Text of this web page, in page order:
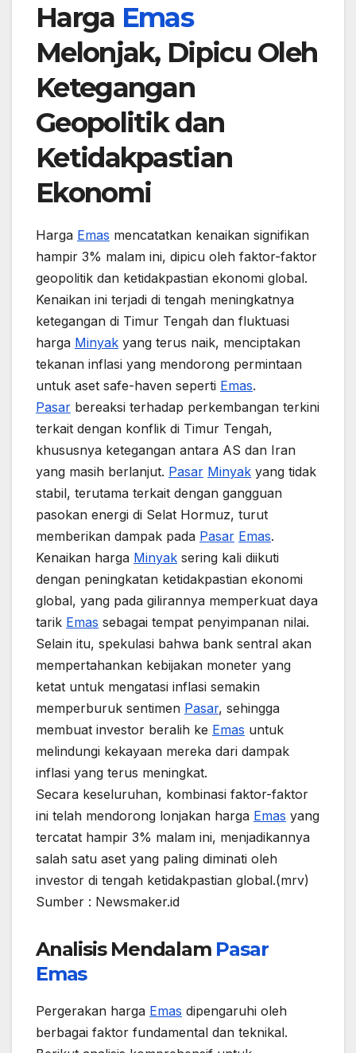
Harga Emas
Melonjak, Dipicu Oleh
Ketegangan
Geopolitik dan
Ketidakpastian
Ekonomi
Harga Emas mencatatkan kenaikan signifikan
hampir 3% malam ini, dipicu oleh faktor-faktor
geopolitik dan ketidakpastian ekonomi global.
Kenaikan ini terjadi di tengah meningkatnya
ketegangan di Timur Tengah dan fluktuasi
harga Minyak yang terus naik, menciptakan
tekanan inflasi yang mendorong permintaan
untuk aset safe-haven seperti Emas.
Pasar bereaksi terhadap perkembangan terkini
terkait dengan konflik di Timur Tengah,
khususnya ketegangan antara AS dan Iran
yang masih berlanjut. Pasar Minyak yang tidak
stabil, terutama terkait dengan gangguan
pasokan energi di Selat Hormuz, turut
memberikan dampak pada Pasar Emas.
Kenaikan harga Minyak sering kali diikuti
dengan peningkatan ketidakpastian ekonomi
global, yang pada gilirannya memperkuat daya
tarik Emas sebagai tempat penyimpanan nilai.
Selain itu, spekulasi bahwa bank sentral akan
mempertahankan kebijakan moneter yang
ketat untuk mengatasi inflasi semakin
memperburuk sentimen Pasar, sehingga
membuat investor beralih ke Emas untuk
melindungi kekayaan mereka dari dampak
inflasi yang terus meningkat.
Secara keseluruhan, kombinasi faktor-faktor
ini telah mendorong lonjakan harga Emas yang
tercatat hampir 3% malam ini, menjadikannya
salah satu aset yang paling diminati oleh
investor di tengah ketidakpastian global.(mrv)
Sumber : Newsmaker.id
Analisis Mendalam Pasar
Emas
Pergerakan harga Emas dipengaruhi oleh
berbagai faktor fundamental dan teknikal.